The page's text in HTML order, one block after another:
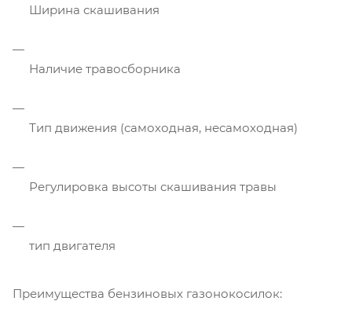
Ширина скашивания
Наличие травосборника
Тип движения (самоходная, несамоходная)
Регулировка высоты скашивания травы
тип двигателя
Преимущества бензиновых газонокосилок: